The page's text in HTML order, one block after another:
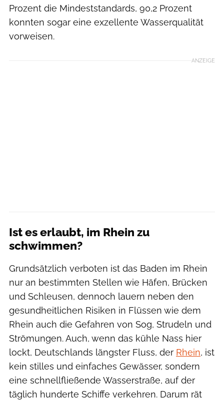
Prozent die Mindeststandards, 90,2 Prozent
konnten sogar eine exzellente Wasserqualität
vorweisen.
ANZEIGE
Ist es erlaubt, im Rhein zu
schwimmen?
Grundsätzlich verboten ist das Baden im Rhein
nur an bestimmten Stellen wie Häfen, Brücken
und Schleusen, dennoch lauern neben den
gesundheitlichen Risiken in Flüssen wie dem
Rhein auch die Gefahren von Sog, Strudeln und
Strömungen. Auch, wenn das kühle Nass hier
lockt, Deutschlands längster Fluss, der Rhein, ist
kein stilles und einfaches Gewässer, sondern
eine schnellfließende Wasserstraße, auf der
täglich hunderte Schiffe verkehren. Darum rät